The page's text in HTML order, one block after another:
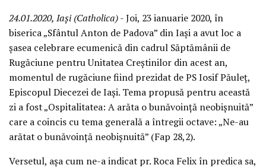
24.01.2020, Iași (Catholica)- Joi, 23 ianuarie 2020, în
biserica „Sfântul Anton de Padova” din Iași a avut loc a
șasea celebrare ecumenică din cadrul Săptămânii de
Rugăciune pentru Unitatea Creștinilor din acest an,
momentul de rugăciune fiind prezidat de PS Iosif Păuleț,
Episcopul Diecezei de Iași. Tema propusă pentru această
zi a fost „Ospitalitatea: A arăta o bunăvoință neobișnuită”
care a coincis cu tema generală a întregii octave: „Ne-au
arătat o bunăvoință neobișnuită” (Fap 28,2).
Versetul, așa cum ne-a indicat pr. Roca Felix în predica sa,